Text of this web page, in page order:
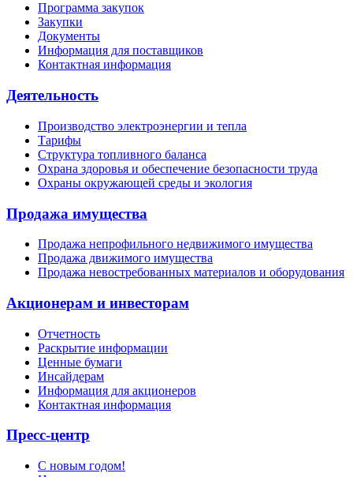
Программа закупок
Закупки
Документы
Информация для поставщиков
Контактная информация
Деятельность
Производство электроэнергии и тепла
Тарифы
Структура топливного баланса
Охрана здоровья и обеспечение безопасности труда
Охраны окружающей среды и экология
Продажа имущества
Продажа непрофильного недвижимого имущества
Продажа движимого имущества
Продажа невостребованных материалов и оборудования
Акционерам и инвесторам
Отчетность
Раскрытие информации
Ценные бумаги
Инсайдерам
Информация для акционеров
Контактная информация
Пресс-центр
С новым годом!